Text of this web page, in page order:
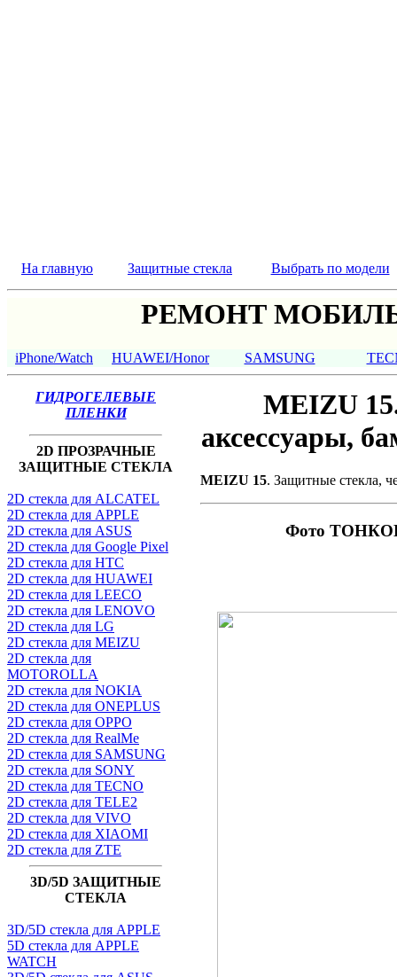
На главную Защитные стекла Выбрать по модели
РЕМОНТ
iPhone/Watch HUAWEI/Honor SAMSUNG
ГИДРОГЕЛЕВЫЕ
ПЛЕНКИ
2D ПРОЗРАЧНЫЕ
ЗАЩИТНЫЕ СТЕКЛА
2D стекла для ALCATEL
2D стекла для APPLE
2D стекла для ASUS
2D стекла для Google Pixel
2D стекла для HTC
2D стекла для HUAWEI
2D стекла для LEECO
2D стекла для LENOVO
2D стекла для LG
2D стекла для MEIZU
2D стекла для
MOTOROLLA
2D стекла для NOKIA
2D стекла для ONEPLUS
2D стекла для OPPO
2D стекла для RealMe
2D стекла для SAMSUNG
2D стекла для SONY
2D стекла для TECNO
2D стекла для TELE2
2D стекла для VIVO
2D стекла для XIAOMI
2D стекла для ZTE
3D/5D ЗАЩИТНЫЕ
СТЕКЛА
3D/5D стекла для APPLE
5D стекла для APPLE
WATCH
MEIZU
аксессуары,
MEIZU 15. Защитные стекла,
Фото